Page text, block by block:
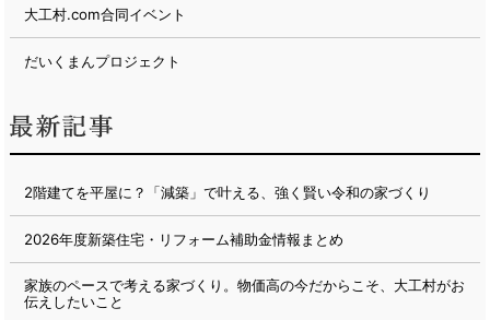
大工村.com合同イベント
だいくまんプロジェクト
2階建てを平屋に？「減築」で叶える、強く賢い令和の家づくり
2026年度新築住宅・リフォーム補助金情報まとめ
家族のペースで考える家づくり。物価高の今だからこそ、大工村がお
伝えしたいこと